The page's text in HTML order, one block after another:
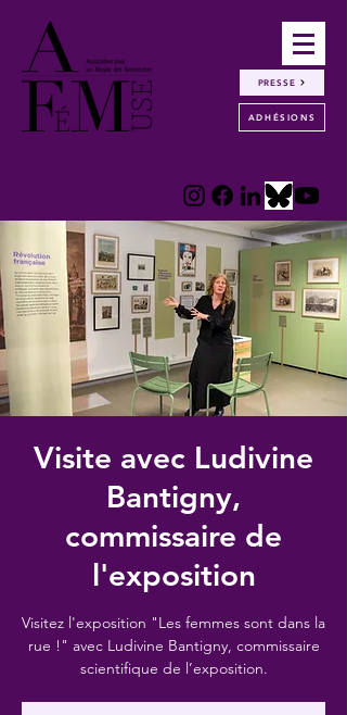
PRESSE
ADHÉSIONS
Visite avec Ludivine
Bantigny,
commissaire de
l'exposition
Visitez l'exposition "Les femmes sont dans la
rue !" avec Ludivine Bantigny, commissaire
scientifique de l’exposition.